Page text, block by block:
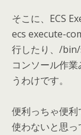
そこに、ECS
ecs execute-
行したり、/
コンソール作
うわけです。
便利っちゃ便
使わないと思っ